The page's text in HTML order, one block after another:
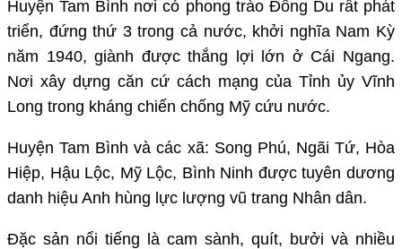
Huyện Tam Bình nơi có phong trào Đông Du rất phát
triển, đứng thứ 3 trong cả nước, khởi nghĩa Nam Kỳ
năm 1940, giành được thắng lợi lớn ở Cái Ngang.
Nơi xây dựng căn cứ cách mạng của Tỉnh ủy Vĩnh
Long trong kháng chiến chống Mỹ cứu nước.
Huyện Tam Bình và các xã: Song Phú, Ngãi Tứ, Hòa
Hiệp, Hậu Lộc, Mỹ Lộc, Bình Ninh được tuyên dương
danh hiệu Anh hùng lực lượng vũ trang Nhân dân.
Đặc sản nổi tiếng là cam sành, quít, bưởi và nhiều